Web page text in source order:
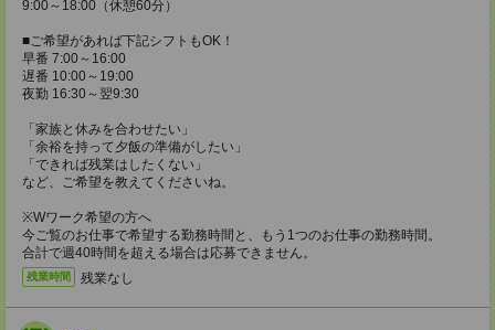
9:00～18:00（休憩60分）
■ご希望があれば下記シフトもOK！
早番 7:00～16:00
遅番 10:00～19:00
夜勤 16:30～翌9:30
「家族と休みを合わせたい」
「余裕を持って夕飯の準備がしたい」
「できれば残業はしたくない」
など、ご希望を教えてくださいね。
※Wワーク希望の方へ
今ご覧のお仕事で希望する勤務時間と、もう1つのお仕事の勤務時間。
合計で週40時間を超える場合は応募できません。
残業時間 残業なし